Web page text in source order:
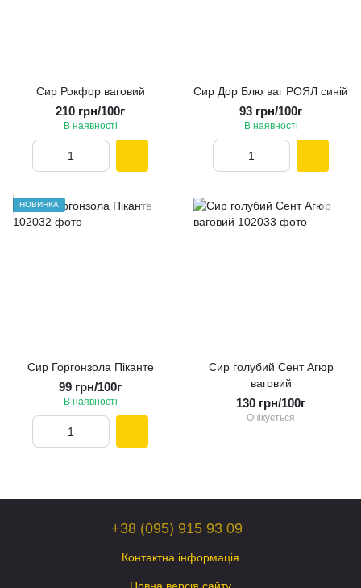
Сир Рокфор ваговий
210 грн/100г
В наявності
Сир Дор Блю ваг РОЯЛ синій
93 грн/100г
В наявності
НОВИНКА
Сир Горгонзола Пiканте
99 грн/100г
В наявності
Сир голубий Сент Агюр
ваговий
130 грн/100г
Очікується
+38 (095) 915 93 09
Контактна інформація